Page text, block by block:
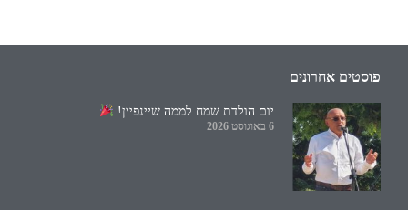
פוסטים אחרונים
יום הולדת שמח לממה שיינפיין!
6 באוגוסט 2026